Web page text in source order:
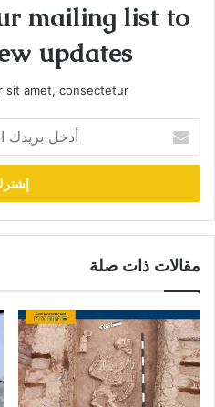
mailing list to
updates!
sit amet, consectetur.
بريدك
الإلكتروني
مقالات ذات صلة